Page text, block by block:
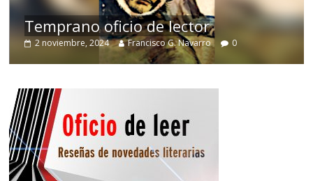
Temprano oficio de lector
2 noviembre, 2024 Francisco G. Navarro 0